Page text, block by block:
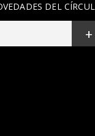
DEL
+